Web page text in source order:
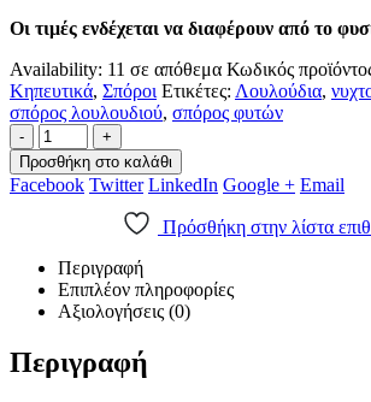
Οι τιμές ενδέχεται να διαφέρουν από το
Availability: 11 σε απόθεμα Κωδικός
Κηπευτικά, Σπόροι Ετικέτες: Λουλούδια,
σπόρος λουλουδιού, σπόρος φυτών
-
+
Προσθήκη στο καλάθι
Facebook Twitter LinkedIn Google + Email
Πρόσθήκη στην λίστα
Περιγραφή
Επιπλέον πληροφορίες
Αξιολογήσεις (0)
Περιγραφή